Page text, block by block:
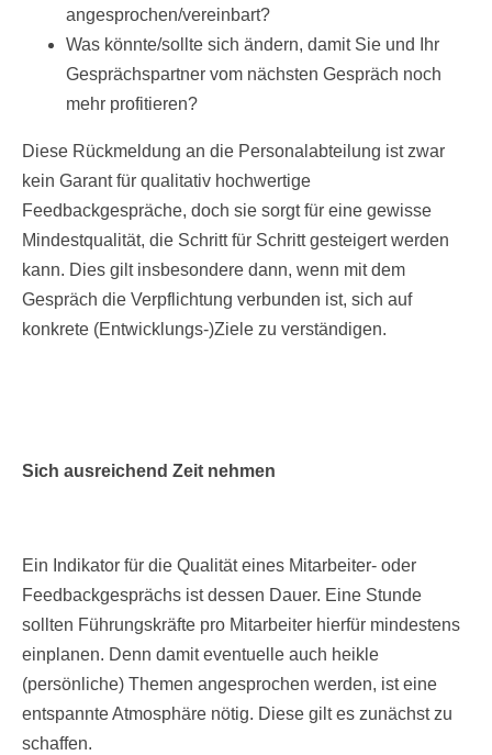
angesprochen/vereinbart?
Was könnte/sollte sich ändern, damit Sie und Ihr
Gesprächspartner vom nächsten Gespräch noch
mehr profitieren?
Diese Rückmeldung an die Personalabteilung ist zwar
kein Garant für qualitativ hochwertige
Feedbackgespräche, doch sie sorgt für eine gewisse
Mindestqualität, die Schritt für Schritt gesteigert werden
kann. Dies gilt insbesondere dann, wenn mit dem
Gespräch die Verpflichtung verbunden ist, sich auf
konkrete (Entwicklungs-)Ziele zu verständigen.
Sich ausreichend Zeit nehmen
Ein Indikator für die Qualität eines Mitarbeiter- oder
Feedbackgesprächs ist dessen Dauer. Eine Stunde
sollten Führungskräfte pro Mitarbeiter hierfür mindestens
einplanen. Denn damit eventuelle auch heikle
(persönliche) Themen angesprochen werden, ist eine
entspannte Atmosphäre nötig. Diese gilt es zunächst zu
schaffen.